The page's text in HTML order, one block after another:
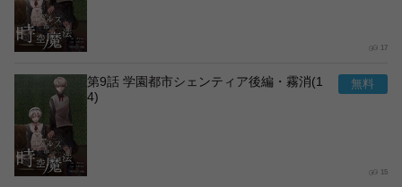
17
第9話 学園都市シェンティア後編・霧消(1
4)
15